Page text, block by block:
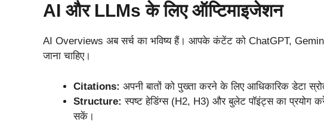
AI और LLMs के लिए ऑप्टिमाइजेशन
AI Overviews अब सर्च का भविष्य हैं। आपके कंटेंट को ChatGPT, Gemini
जाना चाहिए।
Citations: अपनी बातों को पुख्ता करने के लिए आधिकारिक डेटा
Structure: स्पष्ट हेडिंग्स (H2, H3) और बुलेट पॉइंट्स का प्रयोग
सकें।